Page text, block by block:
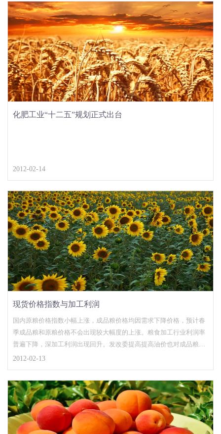
化肥工业“十二五”规划正式出台
2012-02-14
现货价格指数与加工利润
国内原粮价格指数小幅上涨，成品粮价格均因需求下降价格，预计春
季成品粮和原粮价格不会出现较大幅度的上涨。粮食加工行业利润率
普遍下降，深加工利润出现回升。发改委提高提高油价也对成品粮出
厂价格产生压制作用，终端销售
2012-02-13